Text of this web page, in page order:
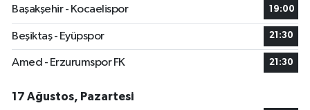
Başakşehir - Kocaelispor
19:00
Beşiktaş - Eyüpspor 21:30
Amed - Erzurumspor FK 21:30
17 Ağustos, Pazartesi